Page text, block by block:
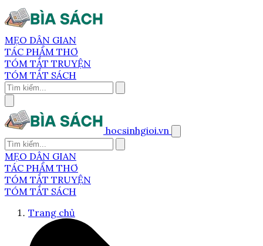
MẸO DÂN GIAN
TÁC PHẨM THƠ
TÓM TẮT TRUYỆN
TÓM TẮT SÁCH
hocsinhgioi.vn
MẸO DÂN GIAN
TÁC PHẨM THƠ
TÓM TẮT TRUYỆN
TÓM TẮT SÁCH
Trang chủ